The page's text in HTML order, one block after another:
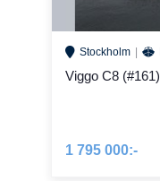
Stockholm
Viggo C8 (#161)
1 795 000:-